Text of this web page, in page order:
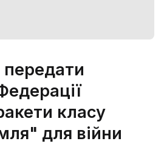
передати
класу
для війни